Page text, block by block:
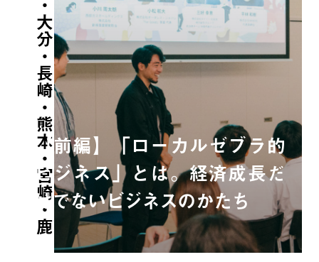
佐
賀
・
福
岡
・
大
分
・
長
崎
・
熊
本
・
宮
崎
・
鹿
児
【前編】「ローカルゼブラ的
ビジネス」とは。経済成長だ
けでないビジネスのかたち